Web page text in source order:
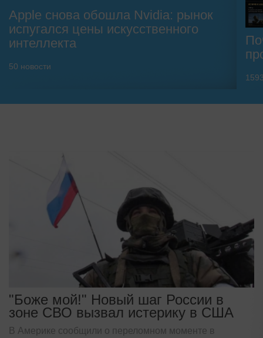
Apple снова обошла Nvidia: рынок
испугался цены искусственного
интеллекта
50 новости
"Боже мой!" Новый шаг России в
зоне СВО вызвал истерику в США
В Америке сообщили о переломном моменте в